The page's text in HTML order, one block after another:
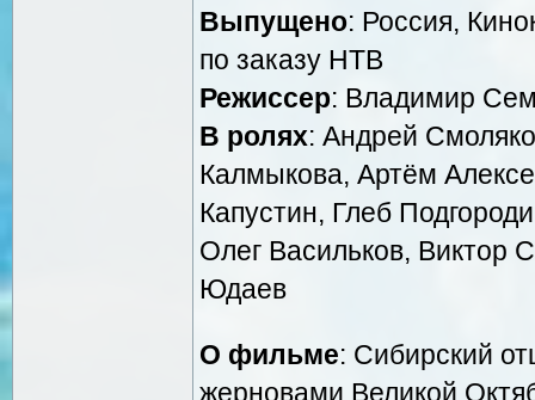
Выпущено: Россия,
по заказу НТВ
Режиссер: Владимир
В ролях: Андрей
Калмыкова, Артём
Капустин, Глеб
Олег Васильков, Виктор
Юдаев
О фильме: Сибирский
жерновами Великой